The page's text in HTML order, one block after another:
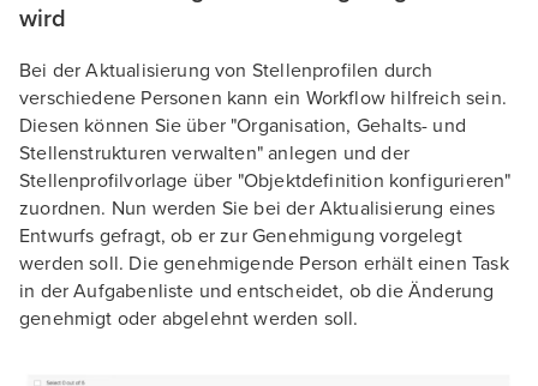
wird
Bei der Aktualisierung von Stellenprofilen durch
verschiedene Personen kann ein Workflow hilfreich sein.
Diesen können Sie über "Organisation, Gehalts- und
Stellenstrukturen verwalten" anlegen und der
Stellenprofilvorlage über "Objektdefinition konfigurieren"
zuordnen. Nun werden Sie bei der Aktualisierung eines
Entwurfs gefragt, ob er zur Genehmigung vorgelegt
werden soll. Die genehmigende Person erhält einen Task
in der Aufgabenliste und entscheidet, ob die Änderung
genehmigt oder abgelehnt werden soll.